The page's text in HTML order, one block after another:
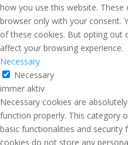
how you use this website.
browser only with your consent.
of these cookies. But opting out
affect your browsing experience.
Necessary
Necessary
immer aktiv
Necessary cookies are
function properly. This category
basic functionalities and security
cookies do not store any